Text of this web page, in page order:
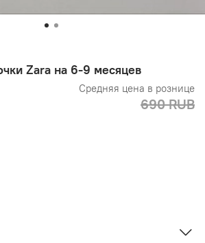
Zara на 6-9 месяцев
Средняя цена в рознице
690 RUB